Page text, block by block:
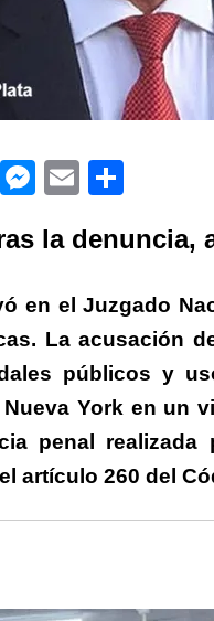
Facebook
Messenger
Email
la denuncia,
en el Juzgado
La acusación
públicos y
York en un
penal
artículo 260 del